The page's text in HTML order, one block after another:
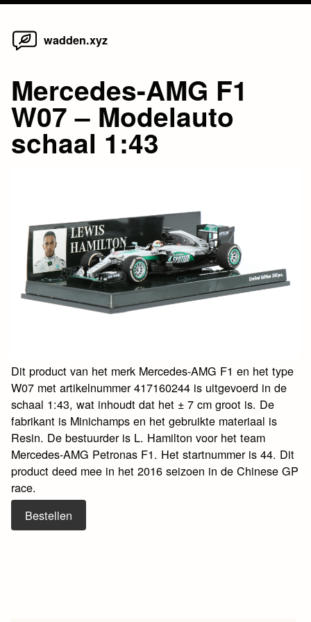
Skip
wadden.xyz
Mercedes-AMG F1
W07 – Modelauto
schaal 1:43
Dit product van het merk Mercedes-AMG F1 en het type
W07 met artikelnummer 417160244 is uitgevoerd in de
schaal 1:43, wat inhoudt dat het ± 7 cm groot is. De
fabrikant is Minichamps en het gebruikte materiaal is
Resin. De bestuurder is L. Hamilton voor het team
Mercedes-AMG Petronas F1. Het startnummer is 44. Dit
product deed mee in het 2016 seizoen in de Chinese GP
race.
Bestellen